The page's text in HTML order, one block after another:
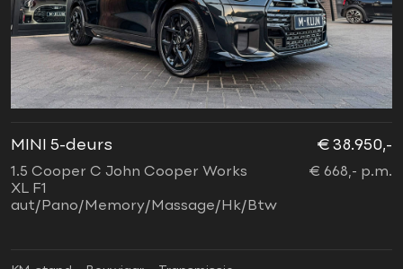
MINI 5-deurs
1.5 Cooper C John Cooper Works
XL F1
aut/Pano/Memory/Massage/Hk/Btw
€ 38.950,-
€ 668,- p.m.